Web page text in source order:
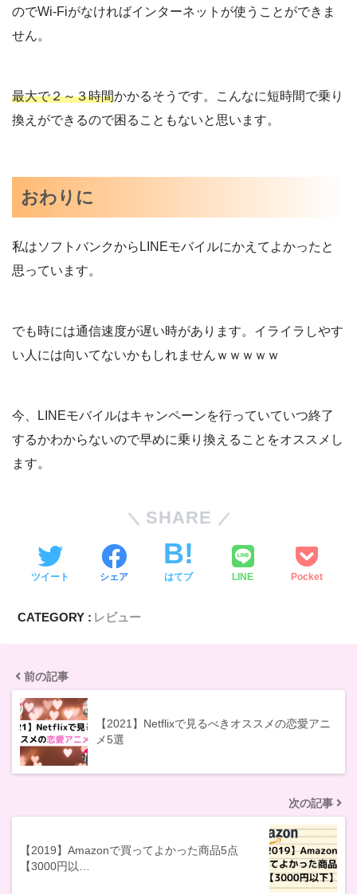
のでWi-Fiがなければインターネットが使うことができま
せん。
最大で２～３時間かかるそうです。こんなに短時間で乗り
換えができるので困ることもないと思います。
おわりに
私はソフトバンクからLINEモバイルにかえてよかったと
思っています。
でも時には通信速度が遅い時があります。イライラしやす
い人には向いてないかもしれませんｗｗｗｗｗ
今、LINEモバイルはキャンペーンを行っていていつ終了
するかわからないので早めに乗り換えることをオススメし
ます。
SHARE
ツイート シェア はてブ LINE Pocket
CATEGORY : レビュー
前の記事
【2021】Netflixで見るべきオススメの恋愛アニ
メ5選
次の記事
【2019】Amazonで買ってよかった商品5点
【3000円以…